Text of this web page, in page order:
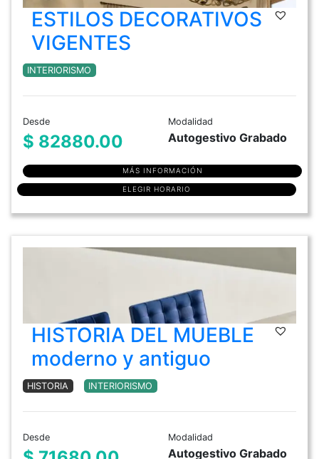
ESTILOS DECORATIVOS
VIGENTES
INTERIORISMO
Desde
$ 82880.00
Modalidad
Autogestivo Grabado
MÁS INFORMACIÓN
ELEGIR HORARIO
HISTORIA DEL MUEBLE
moderno y antiguo
HISTORIA INTERIORISMO
Desde Modalidad
Autogestivo Grabado